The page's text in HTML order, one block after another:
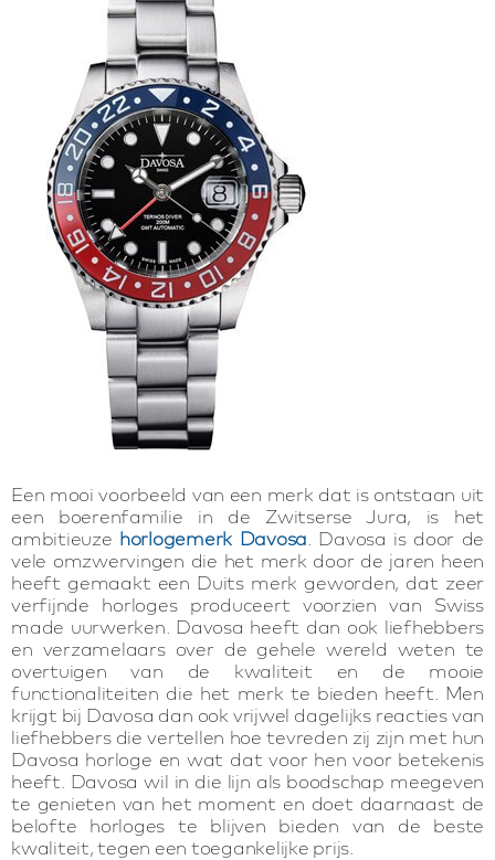
Een mooi voorbeeld van een merk dat is ontstaan uit
een boerenfamilie in de Zwitserse Jura, is het
ambitieuze horlogemerk Davosa . Davosa is door de
vele omzwervingen die het merk door de jaren heen
heeft gemaakt een Duits merk geworden, dat zeer
verfijnde horloges produceert voorzien van Swiss
made uurwerken. Davosa heeft dan ook liefhebbers
en verzamelaars over de gehele wereld weten te
overtuigen van de kwaliteit en de mooie
functionaliteiten die het merk te bieden heeft. Men
krijgt bij Davosa dan ook vrijwel dagelijks reacties van
liefhebbers die vertellen hoe tevreden zij zijn met hun
Davosa horloge en wat dat voor hen voor betekenis
heeft. Davosa wil in die lijn als boodschap meegeven
te genieten van het moment en doet daarnaast de
belofte horloges te blijven bieden van de beste
kwaliteit, tegen een toegankelijke prijs.